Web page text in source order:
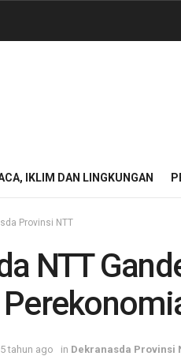
IKLIM DAN LINGKUNGAN
Provinsi NTT
NTT
5 tahun ago in Dekranasda Provinsi